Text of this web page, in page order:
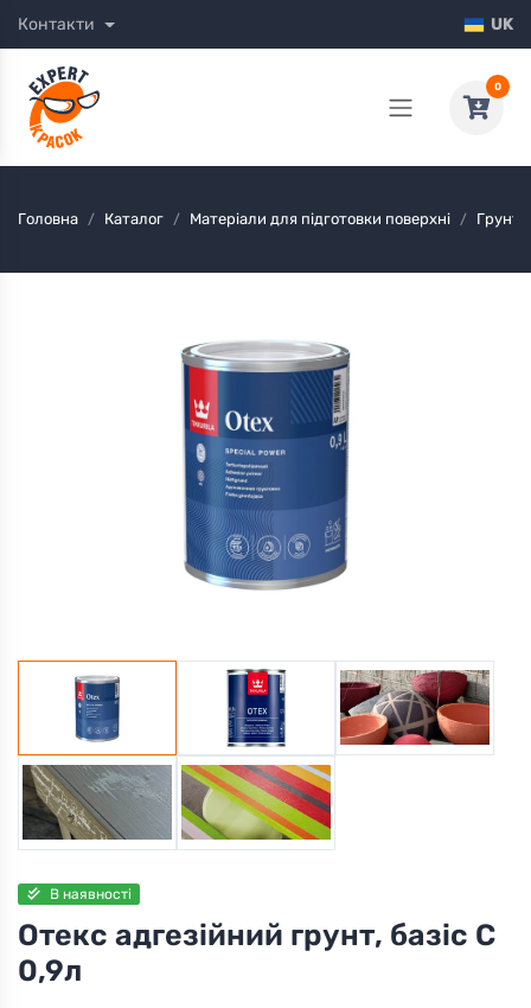
Контакти UK
0
Головна Каталог Матеріали для підготовки поверхні
В наявності
Отекс адгезійний грунт, базіс С
0,9л